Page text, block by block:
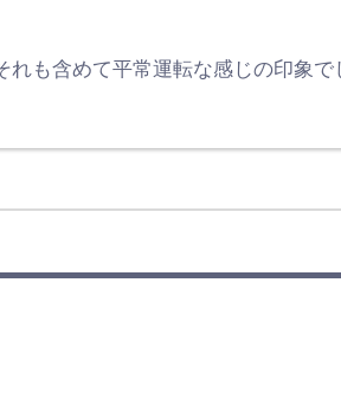
も含めて平常運転な感じの印象で